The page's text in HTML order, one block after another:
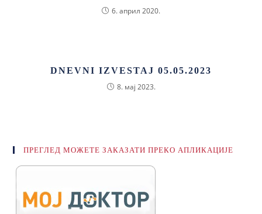
6. април 2020.
DNEVNI IZVESTAJ 05.05.2023
8. мај 2023.
ПРЕГЛЕД МОЖЕТЕ ЗАКАЗАТИ ПРЕКО АПЛИКАЦИЈЕ